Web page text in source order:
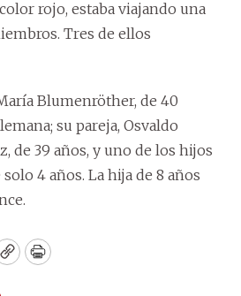
rojo, estaba viajando una
Tres de ellos
Blumenröther, de 40
su pareja, Osvaldo
de 39 años, y uno de los hijos
4 años. La hija de 8 años
CopyPrint